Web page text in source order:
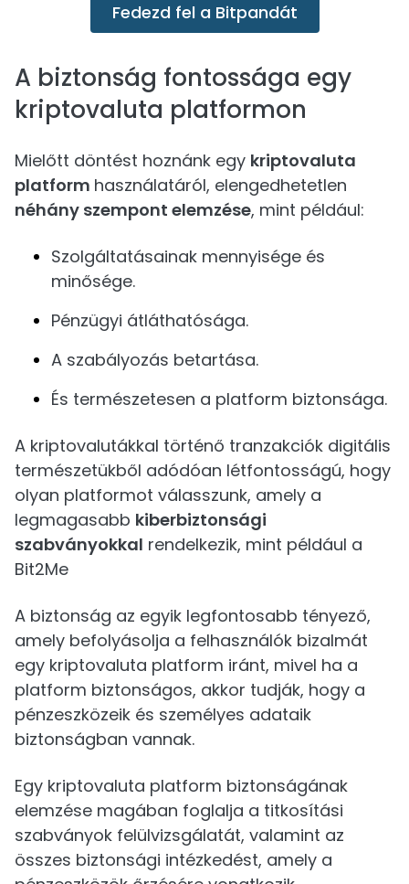
Fedezd fel a Bitpandát
A biztonság fontossága egy
kriptovaluta platformon
Mielőtt döntést hoznánk egy kriptovaluta
platform használatáról, elengedhetetlen
néhány szempont elemzése, mint például:
Szolgáltatásainak mennyisége és
minősége.
Pénzügyi átláthatósága.
A szabályozás betartása.
És természetesen a platform biztonsága.
A kriptovalutákkal történő tranzakciók digitális
természetükből adódóan létfontosságú, hogy
olyan platformot válasszunk, amely a
legmagasabb kiberbiztonsági
szabványokkal rendelkezik, mint például a
Bit2Me
A biztonság az egyik legfontosabb tényező,
amely befolyásolja a felhasználók bizalmát
egy kriptovaluta platform iránt, mivel ha a
platform biztonságos, akkor tudják, hogy a
pénzeszközeik és személyes adataik
biztonságban vannak.
Egy kriptovaluta platform biztonságának
elemzése magában foglalja a titkosítási
szabványok felülvizsgálatát, valamint az
összes biztonsági intézkedést, amely a